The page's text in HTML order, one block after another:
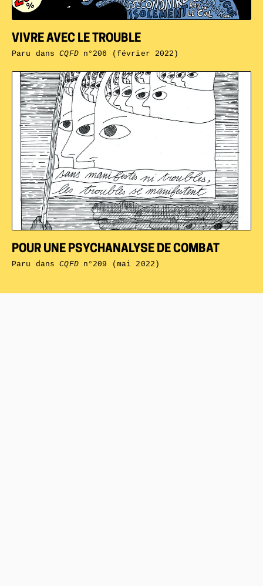
POUR UNE PSYCHANALYSE DE COMBAT
Paru dansCQFDn°209 (mai 2022)
VIVRE AVEC LE TROUBLE
Paru dansCQFDn°206 (février 2022)